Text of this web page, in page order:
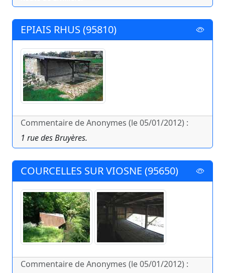
EPIAIS RHUS (95810)
Commentaire de Anonymes (le 05/01/2012) :
1 rue des Bruyères.
COURCELLES SUR VIOSNE (95650)
Commentaire de Anonymes (le 05/01/2012) :